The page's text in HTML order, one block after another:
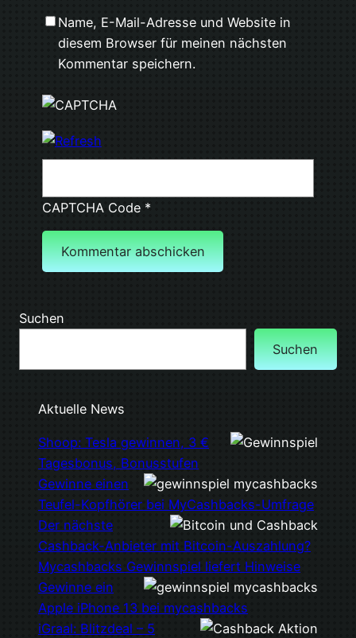
Name, E-Mail-Adresse und Website in
diesem Browser für meinen nächsten
Kommentar speichern.
CAPTCHA Code*
Suchen
Suchen
Aktuelle News
Shoop: Tesla gewinnen, 3 €
Tagesbonus, Bonusstufen
Gewinne einen
Teufel-Kopfhörer bei MyCashbacks-Umfrage
Der nächste
Cashback-Anbieter mit Bitcoin-Auszahlung?
Mycashbacks Gewinnspiel liefert Hinweise
Gewinne ein
Apple iPhone 13 bei mycashbacks
iGraal: Blitzdeal – 5